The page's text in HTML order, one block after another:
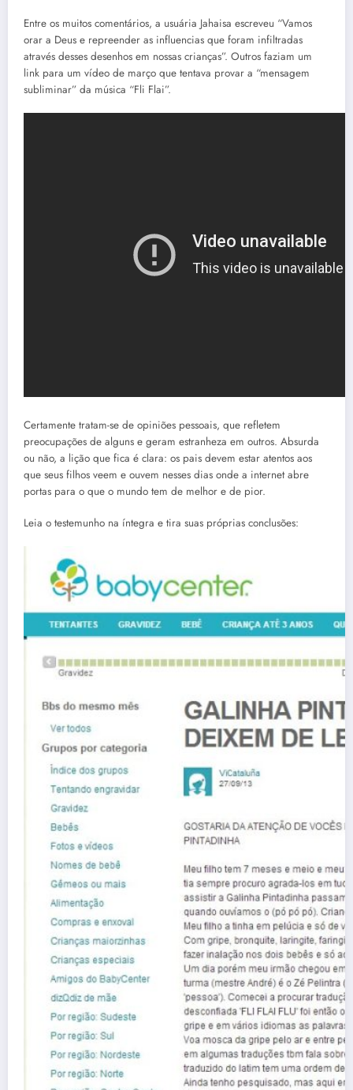
Entre os muitos comentários, a usuária Jahaisa escreveu “Vamos
orar a Deus e repreender as influencias que foram infiltradas
através desses desenhos em nossas crianças”. Outros faziam um
link para um vídeo de março que tentava provar a “mensagem
subliminar” da música “Fli Flai”.
Certamente tratam-se de opiniões pessoais, que refletem
preocupações de alguns e geram estranheza em outros. Absurda
ou não, a lição que fica é clara: os pais devem estar atentos aos
que seus filhos veem e ouvem nesses dias onde a internet abre
portas para o que o mundo tem de melhor e de pior.
Leia o testemunho na íntegra e tira suas próprias conclusões: